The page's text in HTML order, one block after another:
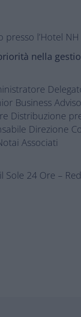
presso l’Hotel
nella
Business
Distribuzione
Direzione
Associati
Sole 24 Ore –